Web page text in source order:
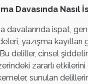
Davasında Nasıl
davalarında ispat,
yazışma
deliller, cinsel
zararlı
sunulan